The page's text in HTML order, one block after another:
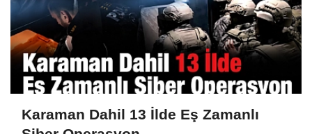
Karaman Dahil 13 İlde Eş Zamanlı